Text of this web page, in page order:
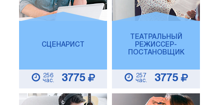
СЦЕНАРИСТ
256
час.
3775
ТЕАТРАЛЬНЫЙ
РЕЖИССЕР-
ПОСТАНОВЩИК
257
час.
3775